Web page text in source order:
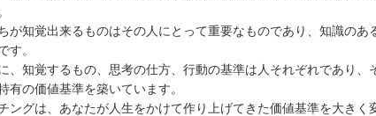
が知覚出来るものはその人にとって重要なものであり、知識のあ
す。
、知覚するもの、思考の仕方、行動の基準は人それぞれであり、
有の価値基準を築いています。
ングは、あなたが人生をかけて作り上げてきた価値基準を大きく